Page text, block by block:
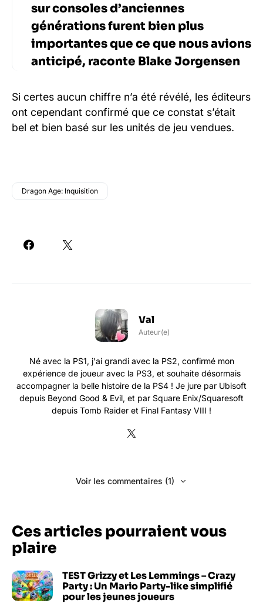
sur consoles d’anciennes
générations furent bien plus
importantes que ce que nous avions
anticipé, raconte Blake Jorgensen
Si certes aucun chiffre n’a été révélé, les éditeurs
ont cependant confirmé que ce constat s’était
bel et bien basé sur les unités de jeu vendues.
Dragon Age: Inquisition
Val
Auteur(e)
Né avec la PS1, j'ai grandi avec la PS2, confirmé mon
expérience de joueur avec la PS3, et souhaite désormais
accompagner la belle histoire de la PS4 ! Je jure par Ubisoft
depuis Beyond Good & Evil, et par Square Enix/Squaresoft
depuis Tomb Raider et Final Fantasy VIII !
Voir les commentaires (1)
Ces articles pourraient vous
plaire
TEST Grizzy et Les Lemmings – Crazy
Party : Un Mario Party-like simplifié
pour les jeunes joueurs